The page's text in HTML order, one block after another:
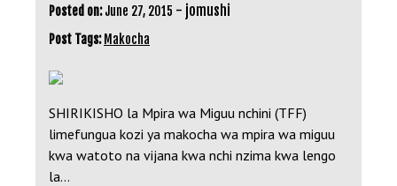
Posted on: June 27, 2015 - jomushi
Post Tags: Makocha
SHIRIKISHO la Mpira wa Miguu nchini (TFF)
limefungua kozi ya makocha wa mpira wa miguu
kwa watoto na vijana kwa nchi nzima kwa lengo
la…